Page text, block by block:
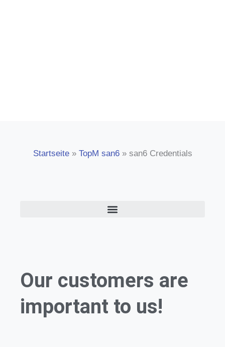
Startseite» TopM san6» san6 Credentials
Our customers are
important to us!